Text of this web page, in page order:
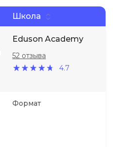
Школа
Eduson Academy
4.7
52 отзыва
Формат